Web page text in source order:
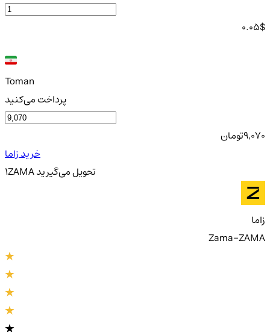
0.05$
Toman
پرداخت می‌کنید
9,070تومان
خرید زاما
1ZAMA تحویلمی‌گیرید
زاما
Zama-ZAMA